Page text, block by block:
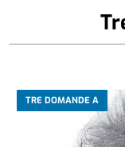
TRE DOMANDE A